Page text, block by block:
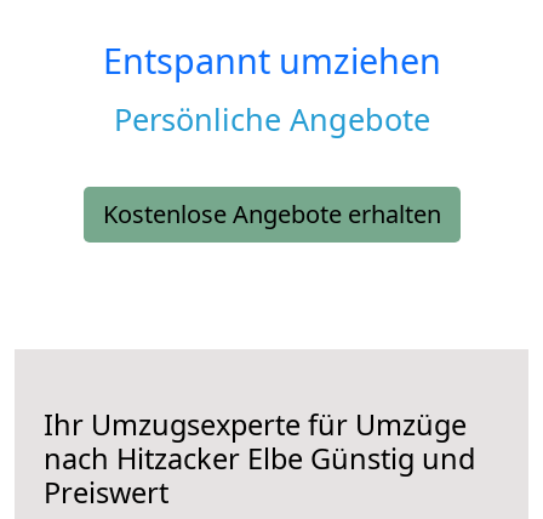
Entspannt umziehen
Persönliche Angebote
Kostenlose Angebote erhalten
Ihr Umzugsexperte für Umzüge
nach Hitzacker Elbe Günstig und
Preiswert